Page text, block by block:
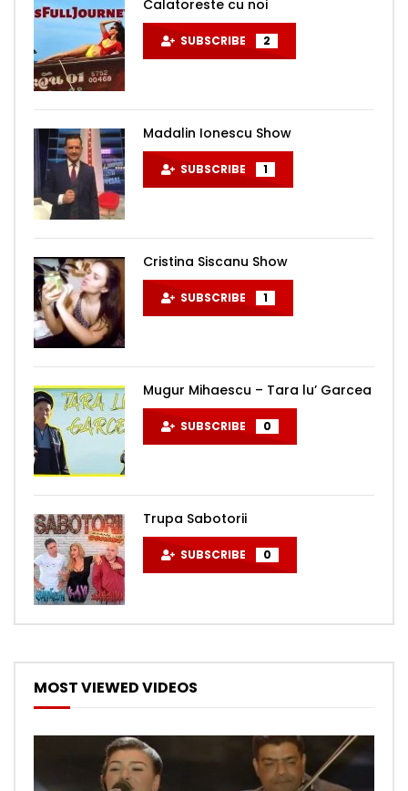
Calatoreste cu noi
SUBSCRIBE 2
Madalin Ionescu Show
SUBSCRIBE 1
Cristina Siscanu Show
SUBSCRIBE 1
Mugur Mihaescu – Tara lu’ Garcea
SUBSCRIBE 0
Trupa Sabotorii
SUBSCRIBE 0
MOST VIEWED VIDEOS